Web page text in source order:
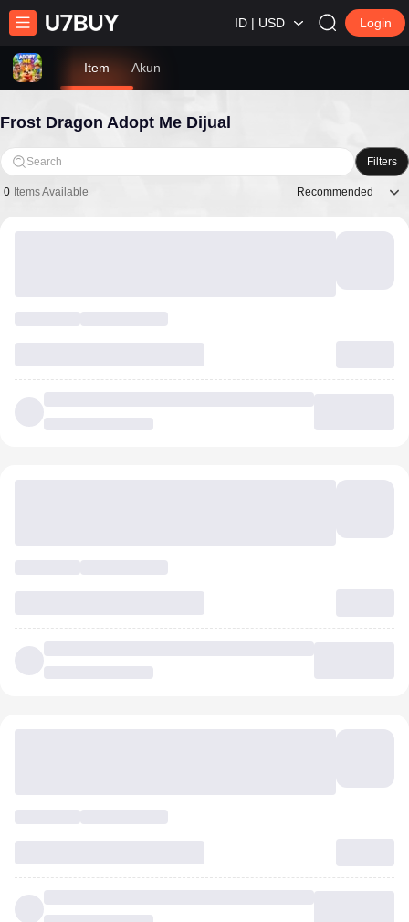
ID | USD Login
Item Akun
Frost Dragon Adopt Me Dijual
Search Filters
0 Items Available Recommended